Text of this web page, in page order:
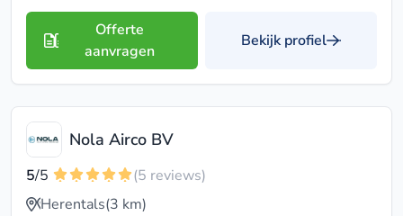
Offerte
aanvragen
Bekijk profiel
Nola Airco BV
5/5
(5 reviews)
Herentals(3 km)